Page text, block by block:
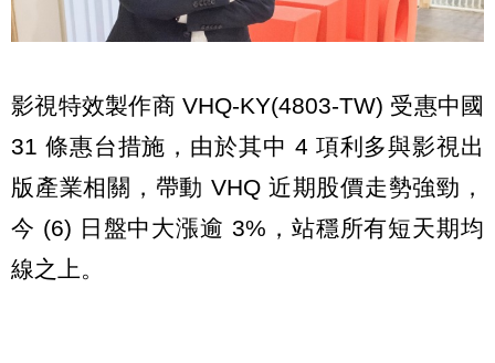
影視特效製作商 VHQ-KY(4803-TW) 受惠中國
31 條惠台措施，由於其中 4 項利多與影視出
版產業相關，帶動 VHQ 近期股價走勢強勁，
今 (6) 日盤中大漲逾 3%，站穩所有短天期均
線之上。